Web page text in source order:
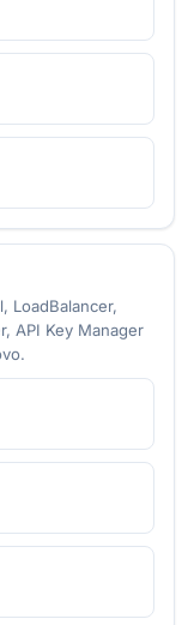
LoadBalancer,
API Key Manager